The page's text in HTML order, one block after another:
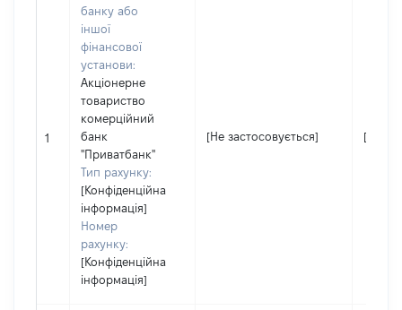
1
банку або
іншої
фінансової
установи:
Акціонерне
товариство
комерційний
банк
"Приватбанк"
Тип рахунку:
[Конфіденційна
інформація]
Номер
рахунку:
[Конфіденційна
інформація]
[Не застосовується] [Не